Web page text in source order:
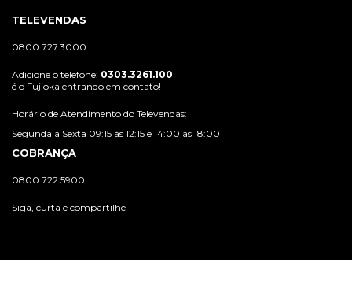
TELEVENDAS
0800.727.3000
Adicione o telefone: 0303.3261.100
é o Fujioka entrando em contato!
Horário de Atendimento do Televendas:
Segunda à Sexta 09:15 às 12:15 e 14:00 às 18:00
COBRANÇA
0800.722.5900
Siga, curta e compartilhe